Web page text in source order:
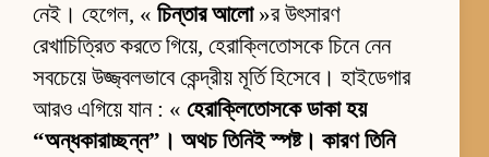
নেই। হেগেল, « চিন্তার আলো»র উৎসারণ
রেখাচিত্রিত করতে গিয়ে, হেরাক্লিতোসকে চিনে নেন
সবচেয়ে উজ্জ্বলভাবে কেন্দ্রীয় মূর্তি হিসেবে। হাইডেগার
আরও এগিয়ে যান : « হেরাক্লিতোসকে ডাকা হয়
“অন্ধকারাচ্ছন্ন”। অথচ তিনিই স্পষ্ট। কারণ তিনি